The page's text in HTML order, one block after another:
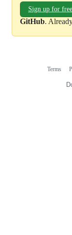
Sign up for free
GitHub.
Terms